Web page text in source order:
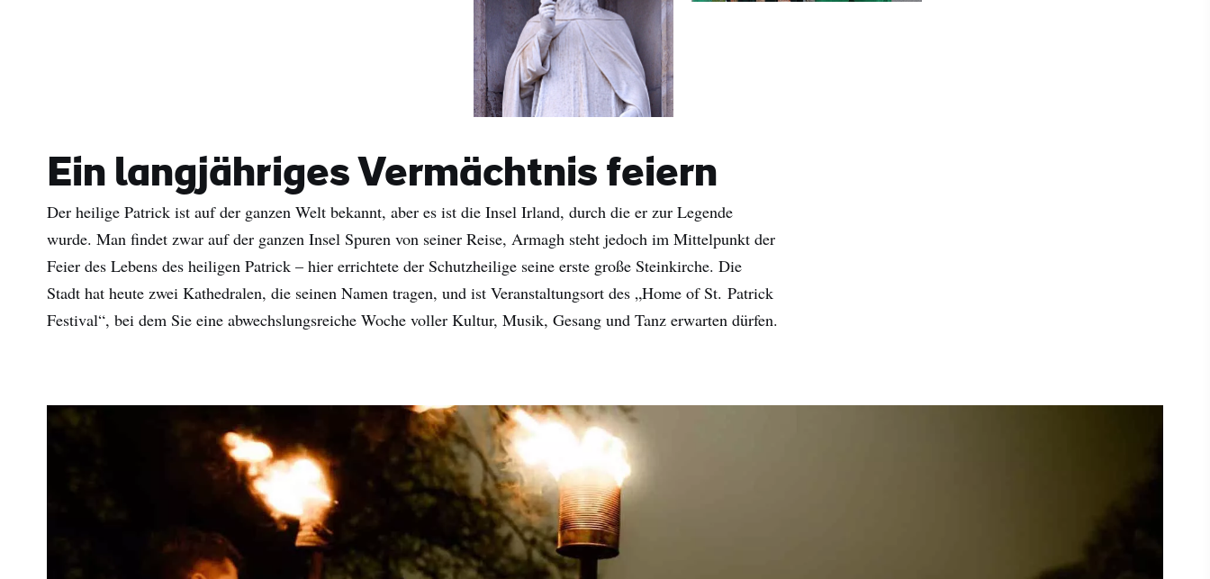
Vorname
Nachname
Mit der Anmeldung erkläre ich mich damit einverstanden,
personalisierte E-Mails zu erhalten. Diese basieren auf meiner
Nutzung der Website und E-Mails von Tourism Ireland sowie meiner
Interaktion mit Werbung von Tourism Ireland auf anderen Websites,
Cookies und Pixeln. Sie können Ihre Einwilligung jederzeit widerrufen -
klicken Sie einfach auf "Abmelden" in unseren E-Mails. Weitere
Informationen darüber, wie wir Ihre persönlichen Daten verwenden,
finden Sie in unsererDatenschutzrichtlinie
Ein langjähriges Vermächtnis feiern
Der heilige Patrick ist auf der ganzen Welt bekannt, aber es ist die Insel Irland, durch die er zur Legende
wurde. Man findet zwar auf der ganzen Insel Spuren von seiner Reise, Armagh steht jedoch im Mittelpunkt der
Feier des Lebens des heiligen Patrick – hier errichtete der Schutzheilige seine erste große Steinkirche. Die
Stadt hat heute zwei Kathedralen, die seinen Namen tragen, und ist Veranstaltungsort des „Home of St. Patrick
Festival“, bei dem Sie eine abwechslungsreiche Woche voller Kultur, Musik, Gesang und Tanz erwarten dürfen.